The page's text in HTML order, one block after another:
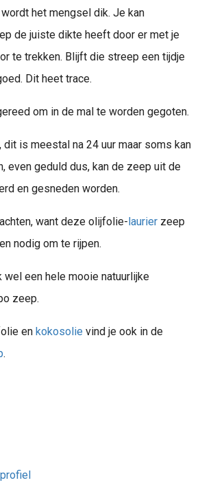
het mengsel dik. Je kan
de juiste dikte heeft door er met je
te trekken. Blijft die streep een tijdje
Dit heet trace.
om in de mal te worden gegoten.
is meestal na 24 uur maar soms kan
even geduld dus, kan de zeep uit de
en gesneden worden.
want deze olijfolie-laurier zeep
nodig om te rijpen.
wel een hele mooie natuurlijke
zeep.
en kokosolie vind je ook in de
.